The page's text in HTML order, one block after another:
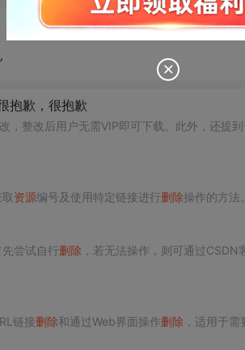
抱歉，很抱歉
，整改后用户无需VIP即可下载。此外，还提到
资源编号及使用特定链接进行删除操作的方法。
尝试自行删除 ，若无法操作，则可通过
链接删除和通过Web界面操作删除 ，适用于需